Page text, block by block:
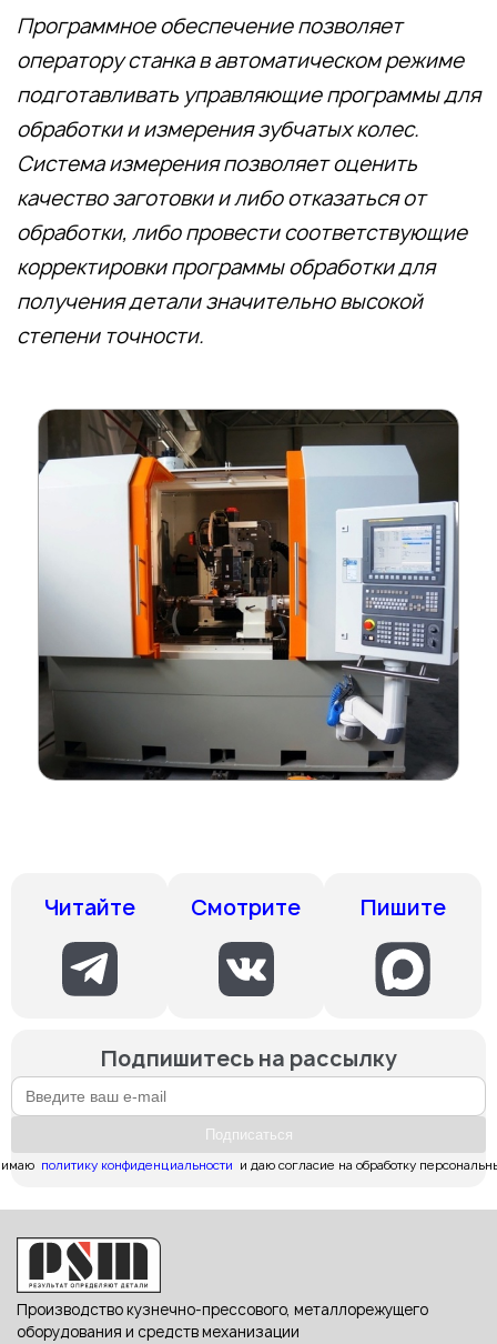
Программное обеспечение позволяет
оператору станка в автоматическом режиме
подготавливать управляющие программы для
обработки и измерения зубчатых колес.
Система измерения позволяет оценить
качество заготовки и либо отказаться от
обработки, либо провести соответствующие
корректировки программы обработки для
получения детали значительно высокой
степени точности.
Читайте Смотрите Пишите
Подпишитесь на рассылку
Подпиcаться
политику конфиденциальности
и даю согласие на обработку
Производство кузнечно-прессового, металлорежущего
оборудования и средств механизации